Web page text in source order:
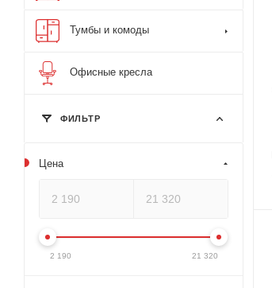
Тумбы и комоды
Офисные кресла
ФИЛЬТР
Цена
2 190 21 320